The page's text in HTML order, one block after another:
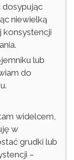
niewielką
konsystencji
lub
do
widelcem,
w
grudki lub
–